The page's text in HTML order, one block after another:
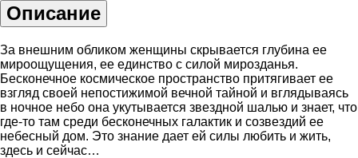
Описание
За внешним обликом женщины скрывается глубина ее
мироощущения, ее единство с силой мирозданья.
Бесконечное космическое пространство притягивает ее
взгляд своей непостижимой вечной тайной и вглядываясь
в ночное небо она укутывается звездной шалью и знает, что
где-то там среди бесконечных галактик и созвездий ее
небесный дом. Это знание дает ей силы любить и жить,
здесь и сейчас…